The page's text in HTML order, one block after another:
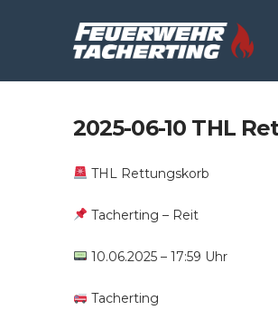
2025-06-10 THL
THL Rettungskorb
Tacherting – Reit
10.06.2025 – 17:59 Uhr
Tacherting